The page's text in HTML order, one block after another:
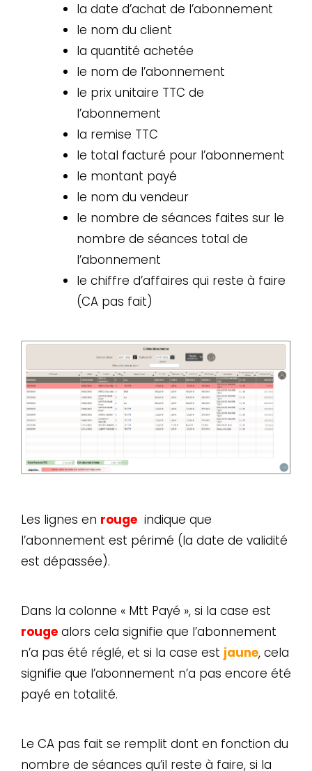
la date d’achat de l’abonnement
le nom du client
la quantité achetée
le nom de l’abonnement
le prix unitaire TTC de
l’abonnement
la remise TTC
le total facturé pour l’abonnement
le montant payé
le nom du vendeur
le nombre de séances faites sur le
nombre de séances total de
l’abonnement
le chiffre d’affaires qui reste à faire
(CA pas fait)
Les lignes en rouge indique que
l’abonnement est périmé (la date de validité
est dépassée).
Dans la colonne « Mtt Payé », si la case est
rouge alors cela signifie que l’abonnement
n’a pas été réglé, et si la case est jaune, cela
signifie que l’abonnement n’a pas encore été
payé en totalité.
Le CA pas fait se remplit dont en fonction du
nombre de séances qu’il reste à faire, si la